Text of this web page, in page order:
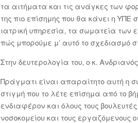
τα αιτήματα και τις ανάγκες των
της πιο επίσημης που θα κάνει η ΥΠΕ
ιατρική υπηρεσία, τα σωματεία
πώς μπορούμε μ’ αυτό το σχεδιασμό
Στην δευτερολογία του, ο κ.
Πράγματι είναι απαραίτητο αυτή η
στιγμή που το λέτε επίσημα από το
ενδιαφέρον και όλους τους
νοσοκομείου και τους